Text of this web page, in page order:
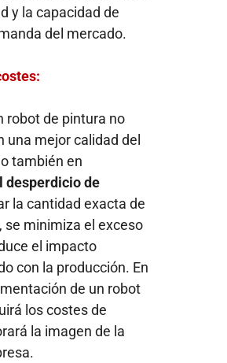
y la capacidad de
del mercado.
robot de pintura no
una mejor calidad del
también en
desperdicio de
la cantidad exacta de
se minimiza el exceso
el impacto
con la producción. En
de un robot
los costes de
la imagen de la